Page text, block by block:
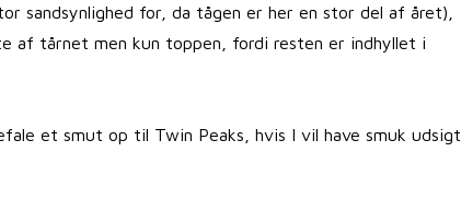
sandsynlighed for, da tågen er her en stor del af året),
af tårnet men kun toppen, fordi resten er indhyllet i
et smut op til Twin Peaks, hvis I vil have smuk udsigt